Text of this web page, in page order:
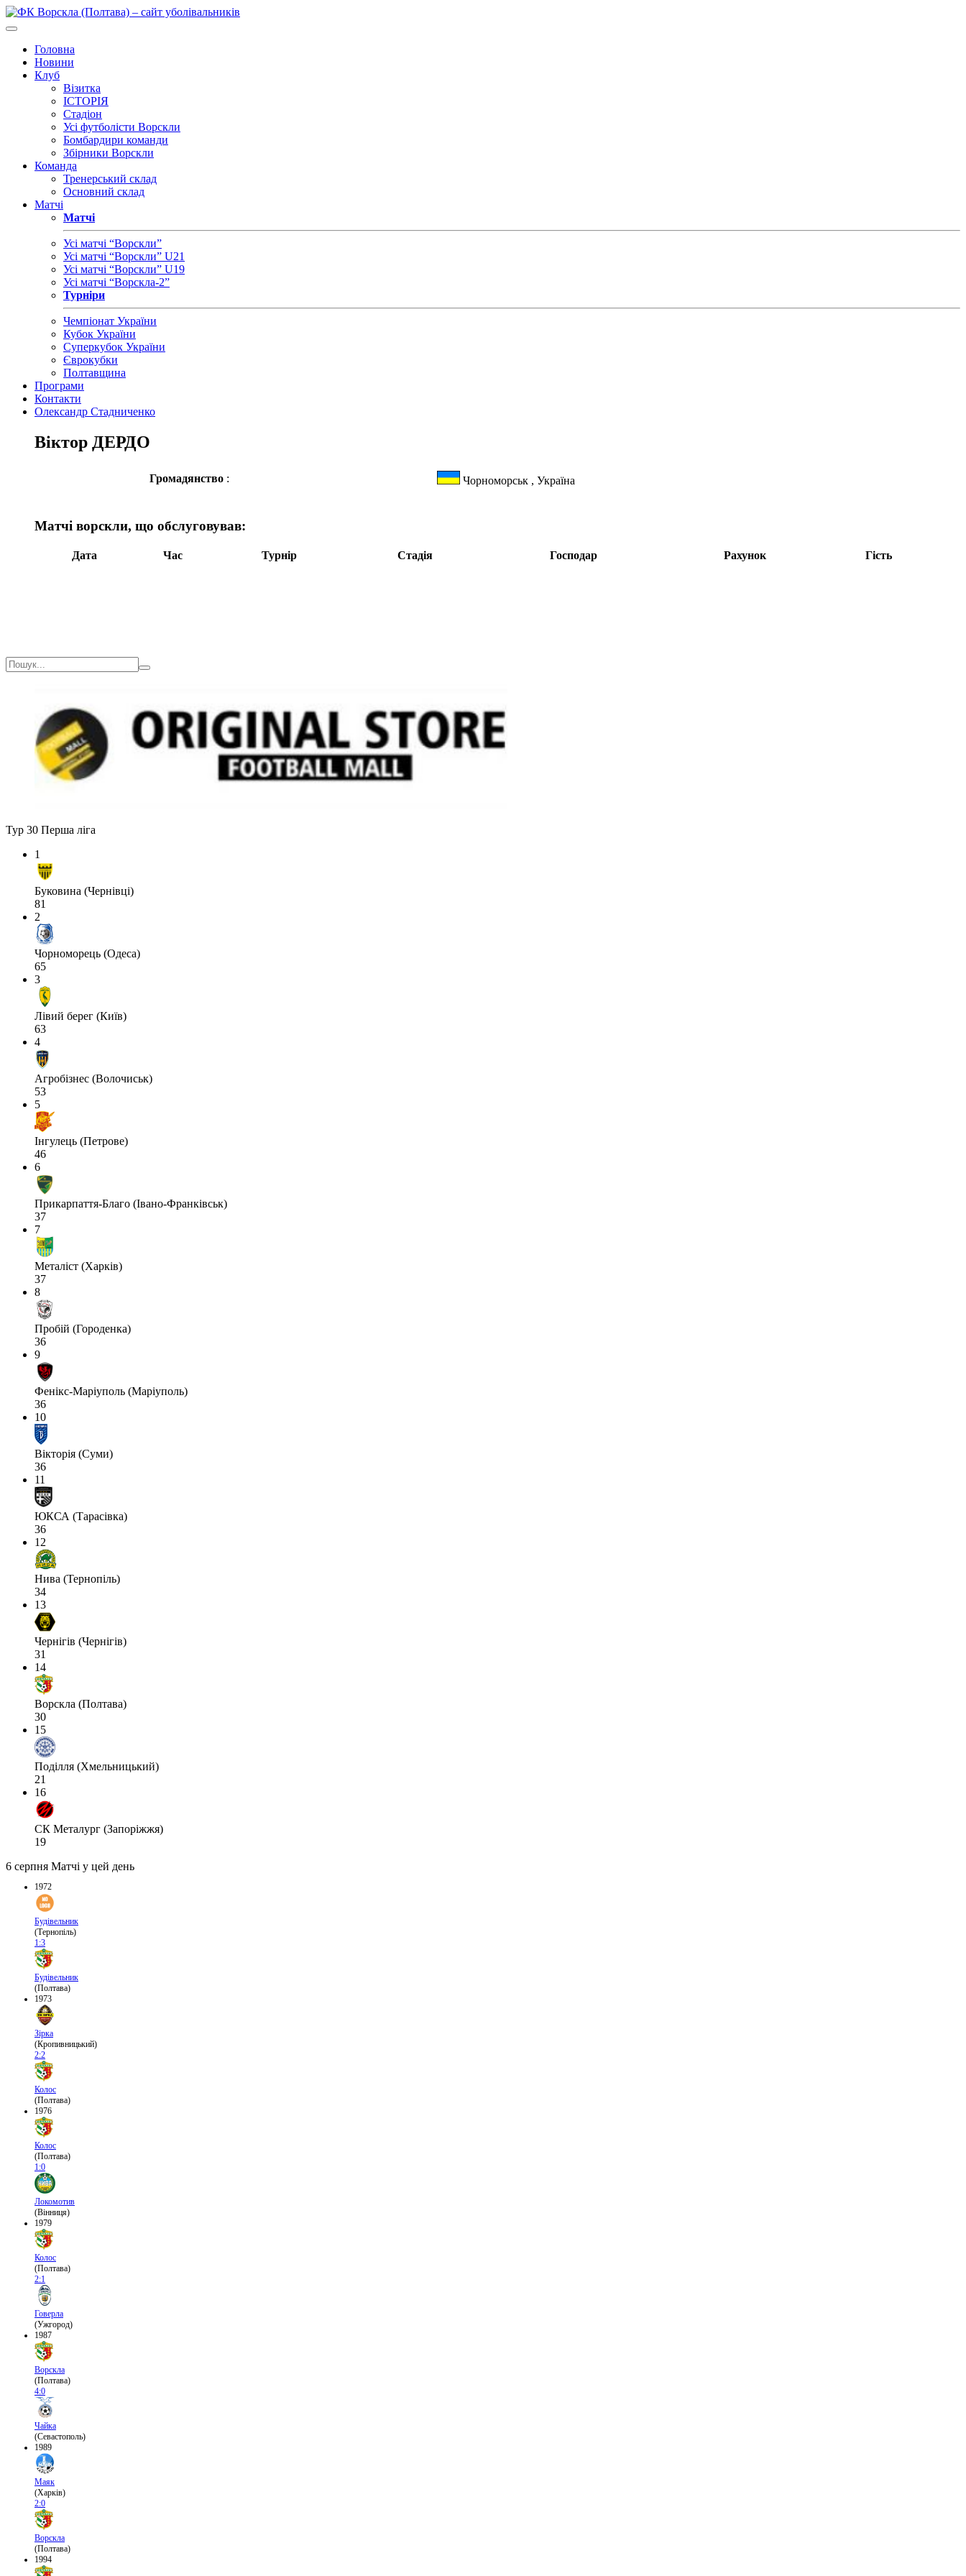
Головна
Новини
Клуб
Візитка
ІСТОРІЯ
Стадіон
Усі футболісти Ворскли
Бомбардири команди
Збірники Ворскли
Команда
Тренерський склад
Основний склад
Матчі
Матчі
Усі матчі “Ворскли”
Усі матчі “Ворскли” U21
Усі матчі “Ворскли” U19
Усі матчі “Ворскла-2”
Турніри
Чемпіонат України
Кубок України
Суперкубок України
Єврокубки
Полтавщина
Програми
Контакти
Олександр Стадниченко
Віктор ДЕРДО
Громадянство : Чорноморськ , Україна
Матчі ворскли, що обслуговував:
Дата Час Турнір Стадія Господар Рахунок Гість
Тур 30 Перша ліга
1
Буковина (Чернівці)
81
2
Чорноморець (Одеса)
65
3
Лівий берег (Київ)
63
4
Агробізнес (Волочиськ)
53
5
Інгулець (Петрове)
46
6
Прикарпаття-Благо (Івано-Франківськ)
37
7
Металіст (Харків)
37
8
Пробій (Городенка)
36
9
Фенікс-Маріуполь (Маріуполь)
36
10
Вікторія (Суми)
36
11
ЮКСА (Тарасівка)
36
12
Нива (Тернопіль)
34
13
Чернігів (Чернігів)
31
14
Ворскла (Полтава)
30
15
Поділля (Хмельницький)
21
16
СК Металург (Запоріжжя)
19
6 серпня Матчі у цей день
1972
Будівельник
(Тернопіль)
1:3
Будівельник
(Полтава)
1973
Зірка
(Кропивницький)
2:2
Колос
(Полтава)
1976
Колос
(Полтава)
1:0
Локомотив
(Вінниця)
1979
Колос
(Полтава)
2:1
Говерла
(Ужгород)
1987
Ворскла
(Полтава)
4:0
Чайка
(Севастополь)
1989
Маяк
(Харків)
2:0
Ворскла
(Полтава)
1994